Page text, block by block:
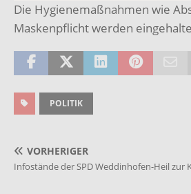
Die Hygienemaßnahmen wie
Maskenpflicht werden
POLITIK
VORHERIGER
Infostände der SPD Weddinhofen-Heil zur